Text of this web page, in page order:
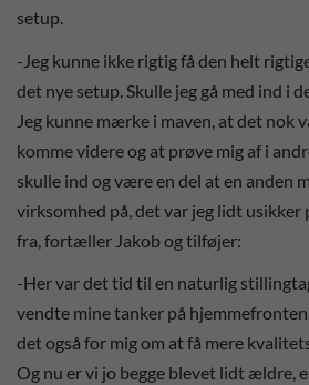
setup.
-Jeg kunne ikke rigtig få den helt
det nye setup. Skulle jeg gå med ind i
Jeg kunne mærke i maven, at det nok
komme videre og at prøve mig af i
skulle ind og være en del at en anden
virksomhed på, det var jeg lidt usikker
fra, fortæller Jakob og tilføjer:
-Her var det tid til en naturlig
vendte mine tanker på
det også for mig om at få mere
Og nu er vi jo begge blevet lidt ældre,